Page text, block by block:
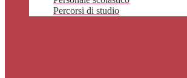
Percorsi di studio